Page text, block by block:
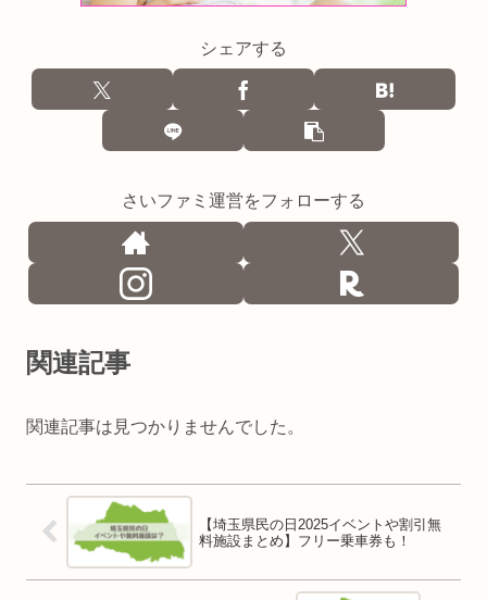
シェアする
さいファミ運営をフォローする
関連記事
関連記事は見つかりませんでした。
【埼玉県民の日2025イベントや割引無
料施設まとめ】フリー乗車券も！